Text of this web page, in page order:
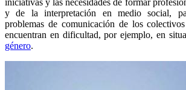
y de la interpretación en medio social,
problemas de comunicación de los
encuentran en dificultad, por ejemplo, en
género.